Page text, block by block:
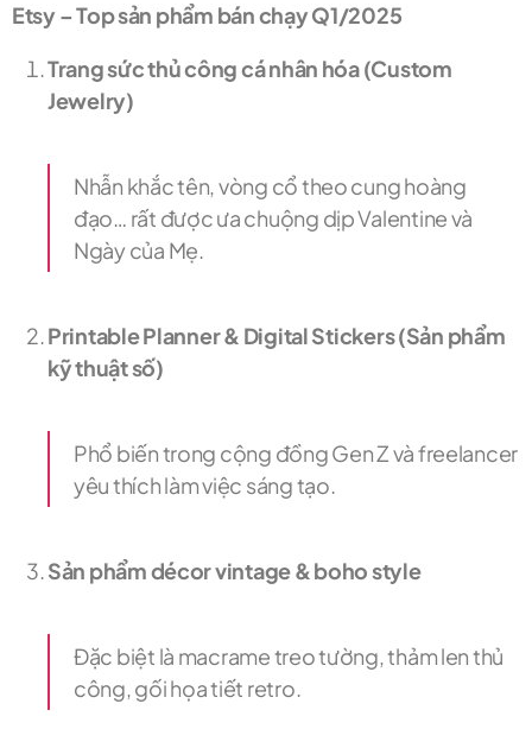
Etsy – Top sản phẩm bán chạy Q1/2025
Trang sức thủ công cá nhân hóa (Custom
Jewelry)
Nhẫn khắc tên, vòng cổ theo cung hoàng
đạo… rất được ưa chuộng dịp Valentine và
Ngày của Mẹ.
Printable Planner & Digital Stickers (Sản phẩm
kỹ thuật số)
Phổ biến trong cộng đồng Gen Z và freelancer
yêu thích làm việc sáng tạo.
Sản phẩm décor vintage & boho style
Đặc biệt là macrame treo tường, thảm len thủ
công, gối họa tiết retro.